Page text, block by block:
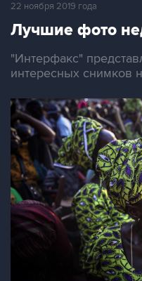
22 ноября 2019 года
Лучшие фото
"Интерфакс"
интересных снимков